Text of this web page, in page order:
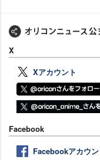
X
Xアカウント
Facebook
Facebookアカウン